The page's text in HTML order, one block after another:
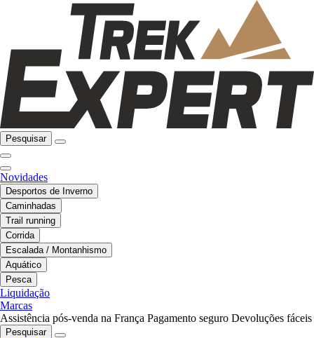
Pesquisar
Novidades
Desportos de Inverno
Caminhadas
Trail running
Corrida
Escalada / Montanhismo
Aquático
Pesca
Liquidação
Marcas
Assistência pós-venda na França Pagamento seguro Devoluções fáceis
Pesquisar